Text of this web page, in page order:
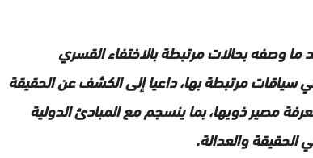
ما وصفه بحالات مرتبطة بالاختفاء القسري
سياقات مرتبطة بها، داعيا إلى الكشف عن الحقيقة
مصير ذويها، بما ينسجم مع المبادئ الدولية
والعدالة.